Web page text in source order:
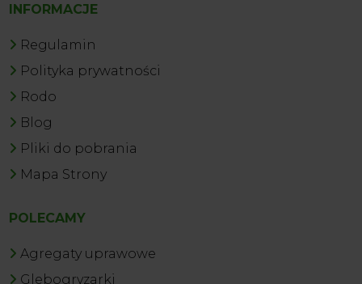
INFORMACJE
Regulamin
Polityka prywatności
Rodo
Blog
Pliki do pobrania
Mapa Strony
POLECAMY
Agregaty uprawowe
Glebogryzarki